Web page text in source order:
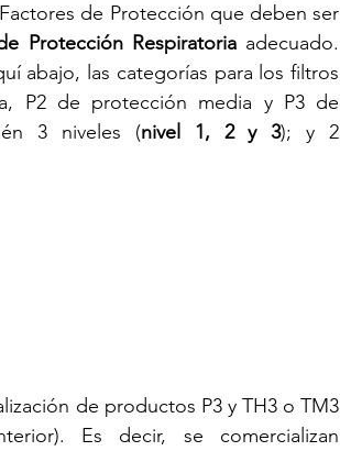
de Protección que deben ser
Protección Respiratoria adecuado.
abajo, las categorías para los filtros
P2 de protección media y P3 de
3 niveles (nivel 1, 2 y 3); y 2
de productos P3 y TH3 o TM3
Es decir, se comercializan